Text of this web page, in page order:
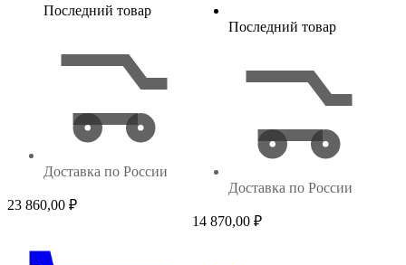
Последний товар
Доставка по России
23 860,00 ₽
Последний товар
Доставка по России
14 870,00 ₽